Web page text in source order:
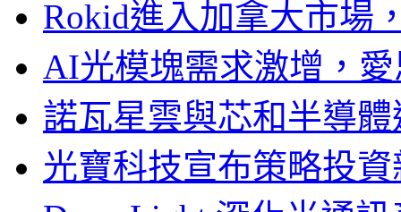
Rokid進入加拿大市場
AI光模塊需求激增，
諾瓦星雲與芯和半導
光寶科技宣布策略投